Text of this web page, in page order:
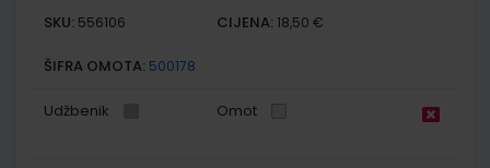
SKU: 556106 CIJENA: 18,50 €
ŠIFRA OMOTA: 500178
Udžbenik Omot